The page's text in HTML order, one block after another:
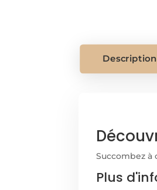
Description
Succombez
Plus